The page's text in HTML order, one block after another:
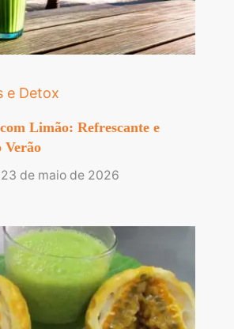
e Detox
Limão: Refrescante e
Verão
23 de maio de 2026